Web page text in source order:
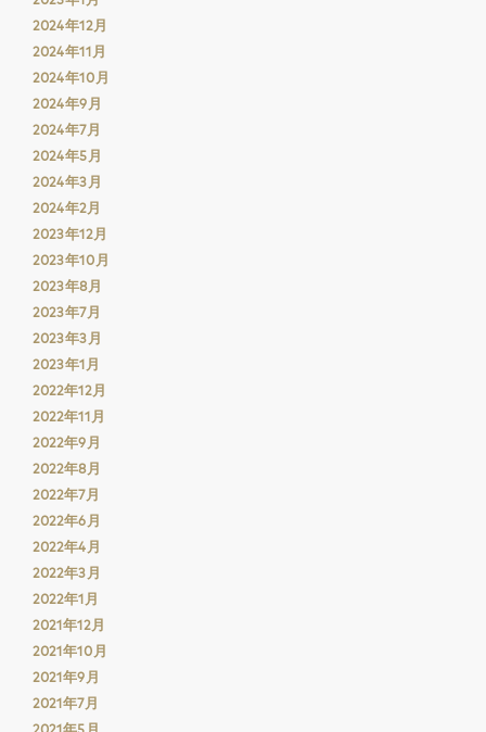
2024年12月
2024年11月
2024年10月
2024年9月
2024年7月
2024年5月
2024年3月
2024年2月
2023年12月
2023年10月
2023年8月
2023年7月
2023年3月
2023年1月
2022年12月
2022年11月
2022年9月
2022年8月
2022年7月
2022年6月
2022年4月
2022年3月
2022年1月
2021年12月
2021年10月
2021年9月
2021年7月
2021年5月